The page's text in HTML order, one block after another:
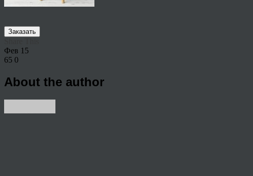
Заказать
Фев 15
65 0
About the author